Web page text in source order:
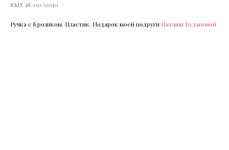
SKU: 18-00/0010
Ручка с Кроликом. Пластик. Подарок моей подруги Наташи Будановой